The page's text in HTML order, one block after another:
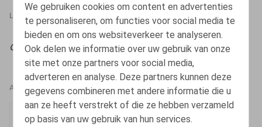
We gebruiken cookies om content en advertenties
te personaliseren, om functies voor social media te
bieden en om ons websiteverkeer te analyseren.
Ook delen we informatie over uw gebruik van onze
site met onze partners voor social media,
adverteren en analyse. Deze partners kunnen deze
gegevens combineren met andere informatie die u
aan ze heeft verstrekt of die ze hebben verzameld
op basis van uw gebruik van hun services.
LEGAL MAGAZINES 22.12.2022
Oriëntatie, 2022, nr. 10, pp. 316 - 336
AUTEURS
Ester Vets